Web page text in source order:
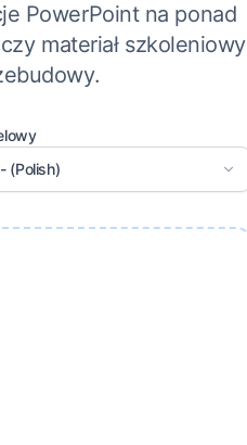
PowerPoint na ponad
materiał szkoleniowy
(Polish)